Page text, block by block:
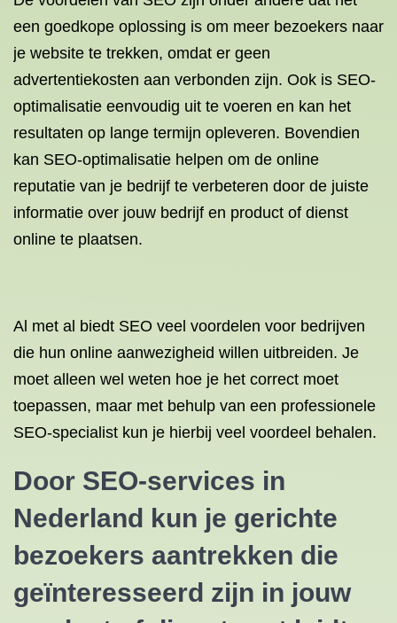
een goedkope oplossing is om meer bezoekers naar
je website te trekken, omdat er geen
advertentiekosten aan verbonden zijn. Ook is SEO-
optimalisatie eenvoudig uit te voeren en kan het
resultaten op lange termijn opleveren. Bovendien
kan SEO-optimalisatie helpen om de online
reputatie van je bedrijf te verbeteren door de juiste
informatie over jouw bedrijf en product of dienst
online te plaatsen.
Al met al biedt SEO veel voordelen voor bedrijven
die hun online aanwezigheid willen uitbreiden. Je
moet alleen wel weten hoe je het correct moet
toepassen, maar met behulp van een professionele
SEO-specialist kun je hierbij veel voordeel behalen.
Door SEO-services in
Nederland kun je gerichte
bezoekers aantrekken die
geïnteresseerd zijn in jouw